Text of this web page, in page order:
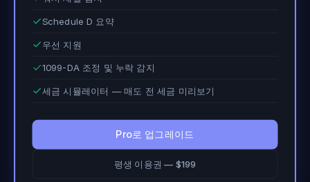
Schedule D 요약
우선 지원
1099-DA 조정 및 누락 감지
세금 시뮬레이터 — 매도 전 세금 미리보기
Pro로 업그레이드
평생 이용권 — $199